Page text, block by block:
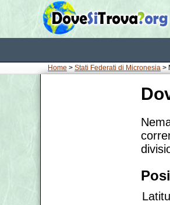
Home > Stati Federati di Micronesia >